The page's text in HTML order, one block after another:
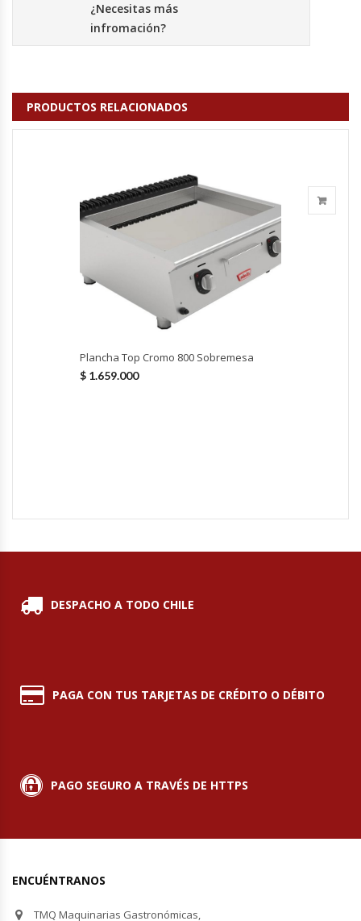
Hornos A Piso Y Pizzeros
Hornos Turbos / Convectores
Laminadora De Masas
Mesones Saladette
Ollas Arroceras
Ovilladoras – Divisoras De Masa
Peladora De Papas
¿Necesitas más
infromación?
PRODUCTOS RELACIONADOS
Plancha Top Cromo 800 Sobremesa
$ 1.659.000
DESPACHO A TODO CHILE
PAGA CON TUS TARJETAS DE CRÉDITO O DÉBITO
PAGO SEGURO A TRAVÉS DE HTTPS
ENCUÉNTRANOS
TMQ Maquinarias Gastronómicas,